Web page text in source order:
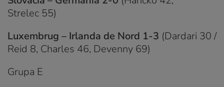
Strelec 55)
Luxembrug – Irlanda de Nord 1-3 (Dardari 30 /
Reid 8, Charles 46, Devenny 69)
Grupa E